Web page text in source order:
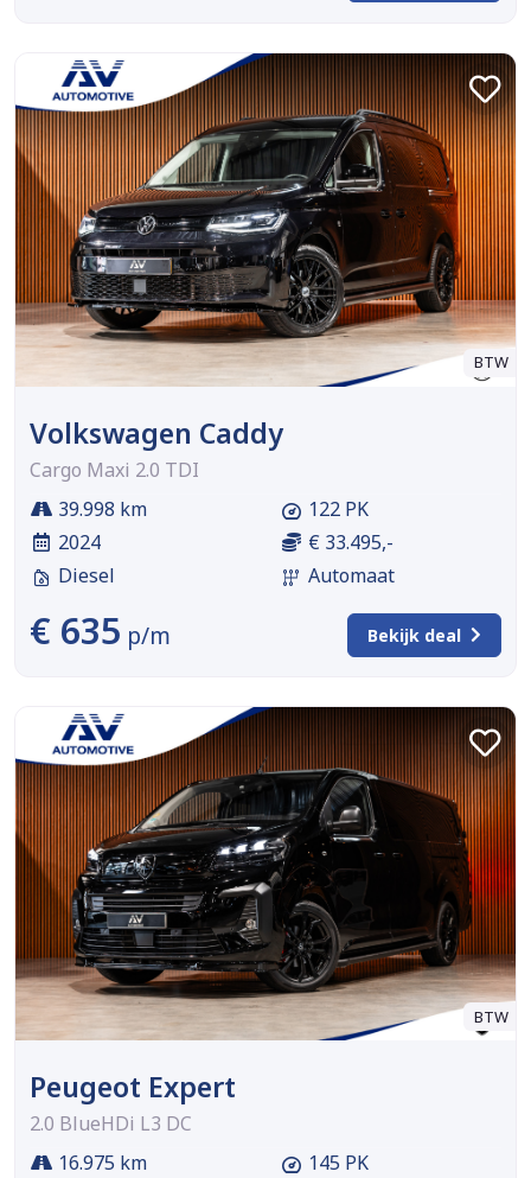
BTW
Volkswagen Caddy
Cargo Maxi 2.0 TDI
39.998 km
2024
Diesel
122 PK
€ 33.495,-
Automaat
€ 635 p/m Bekijk deal
BTW
Peugeot Expert
2.0 BlueHDi L3 DC
16.975 km
145 PK